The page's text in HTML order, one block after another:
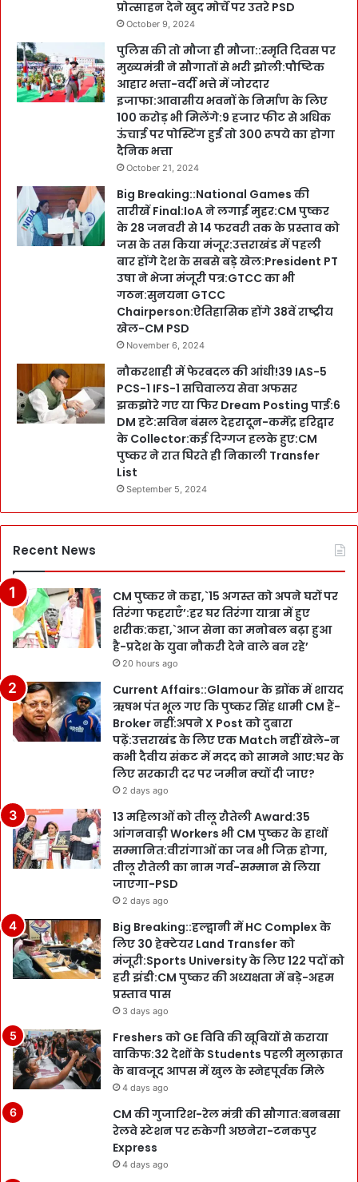
प्रोत्साहन देने खुद मोर्चे पर उतरे PSD
October 9, 2024
पुलिस की तो मौजा ही मौजा::स्मृति दिवस पर
मुख्यमंत्री ने सौगातों से भरी झोली:पौष्टिक
आहार भत्ता-वर्दी भत्ते में जोरदार
इजाफा:आवासीय भवनों के निर्माण के लिए
100 करोड़ भी मिलेंगे:9 हजार फीट से अधिक
ऊंचाई पर पोस्टिंग हुई तो 300 रूपये का होगा
दैनिक भत्ता
October 21, 2024
Big Breaking::National Games की
तारीखें Final:IoA ने लगाईं मुहर:CM पुष्कर
के 28 जनवरी से 14 फरवरी तक के प्रस्ताव को
जस के तस किया मंजूर:उत्तराखंड में पहली
बार होंगे देश के सबसे बड़े खेल:President PT
उषा ने भेजा मंजूरी पत्र:GTCC का भी
गठन:सुनयना GTCC
Chairperson:ऐतिहासिक होंगे 38वें राष्ट्रीय
खेल-CM PSD
November 6, 2024
नौकरशाही में फेरबदल की आंधी!39 IAS-5
PCS-1 IFS-1 सचिवालय सेवा अफसर
झकझोरे गए या फिर Dream Posting पाई:6
DM हटे:सविन बंसल देहरादून-कर्मेंद्र हरिद्वार
के Collector:कई दिग्गज हलके हुए:CM
पुष्कर ने रात घिरते ही निकाली Transfer
List
September 5, 2024
Recent News
CM पुष्कर ने कहा,`15 अगस्त को अपने घरों पर
तिरंगा फहराएँ’:हर घर तिरंगा यात्रा में हुए
शरीक:कहा,`आज सेना का मनोबल बढ़ा हुआ
है-प्रदेश के युवा नौकरी देने वाले बन रहे’
20 hours ago
Current Affairs::Glamour के झोंक में शायद
ऋषभ पंत भूल गए कि पुष्कर सिंह धामी CM हैं-
Broker नहीं:अपने X Post को दुबारा
पढ़ें:उत्तराखंड के लिए एक Match नहीं खेले-न
कभी दैवीय संकट में मदद को सामने आए:घर के
लिए सरकारी दर पर जमीन क्यों दी जाए?
2 days ago
13 महिलाओं को तीलू रौतेली Award:35
आंगनवाड़ी Workers भी CM पुष्कर के हाथों
सम्मानित:वीरांगाओं का जब भी जिक्र होगा,
तीलू रौतेली का नाम गर्व-सम्मान से लिया
जाएगा-PSD
2 days ago
Big Breaking::हल्द्वानी में HC Complex के
लिए 30 हेक्टेयर Land Transfer को
मंजूरी:Sports University के लिए 122 पदों को
हरी झंडी:CM पुष्कर की अध्यक्षता में बड़े-अहम
प्रस्ताव पास
3 days ago
Freshers को GE विवि की खूबियों से कराया
वाकिफ:32 देशों के Students पहली मुलाक़ात
के बावजूद आपस में खुल के स्नेहपूर्वक मिले
4 days ago
CM की गुजारिश-रेल मंत्री की सौगात:बनबसा
रेलवे स्टेशन पर रुकेगी अछनेरा-टनकपुर
Express
4 days ago